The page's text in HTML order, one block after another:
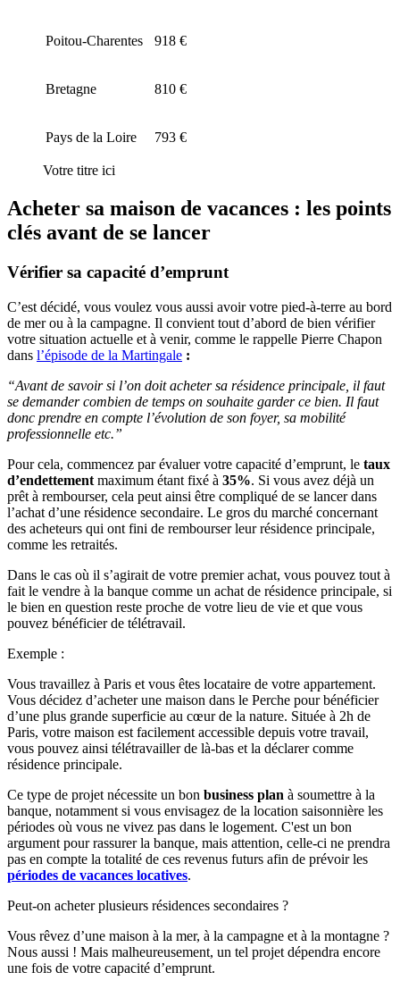
Poitou-Charentes 918 €
Bretagne 810 €
Pays de la Loire 793 €
Votre titre ici
Acheter sa maison de vacances : les points
clés avant de se lancer
Vérifier sa capacité d’emprunt
C’est décidé, vous voulez vous aussi avoir votre pied-à-terre au bord
de mer ou à la campagne. Il convient tout d’abord de bien vérifier
votre situation actuelle et à venir, comme le rappelle Pierre Chapon
dans l’épisode de la Martingale :
“Avant de savoir si l’on doit acheter sa résidence principale, il faut
se demander combien de temps on souhaite garder ce bien. Il faut
donc prendre en compte l’évolution de son foyer, sa mobilité
professionnelle etc.”
Pour cela, commencez par évaluer votre capacité d’emprunt, le taux
d’endettement maximum étant fixé à 35%. Si vous avez déjà un
prêt à rembourser, cela peut ainsi être compliqué de se lancer dans
l’achat d’une résidence secondaire. Le gros du marché concernant
des acheteurs qui ont fini de rembourser leur résidence principale,
comme les retraités.
Dans le cas où il s’agirait de votre premier achat, vous pouvez tout à
fait le vendre à la banque comme un achat de résidence principale, si
le bien en question reste proche de votre lieu de vie et que vous
pouvez bénéficier de télétravail.
Exemple :
Vous travaillez à Paris et vous êtes locataire de votre appartement.
Vous décidez d’acheter une maison dans le Perche pour bénéficier
d’une plus grande superficie au cœur de la nature. Située à 2h de
Paris, votre maison est facilement accessible depuis votre travail,
vous pouvez ainsi télétravailler de là-bas et la déclarer comme
résidence principale.
Ce type de projet nécessite un bon business plan à soumettre à la
banque, notamment si vous envisagez de la location saisonnière les
périodes où vous ne vivez pas dans le logement. C'est un bon
argument pour rassurer la banque, mais attention, celle-ci ne prendra
pas en compte la totalité de ces revenus futurs afin de prévoir les
périodes de vacances locatives.
Peut-on acheter plusieurs résidences secondaires ?
Vous rêvez d’une maison à la mer, à la campagne et à la montagne ?
Nous aussi ! Mais malheureusement, un tel projet dépendra encore
une fois de votre capacité d’emprunt.